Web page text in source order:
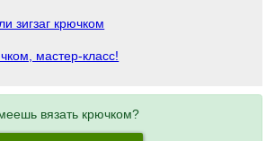
зигзаг крючком
мастер-класс!
вязать крючком?